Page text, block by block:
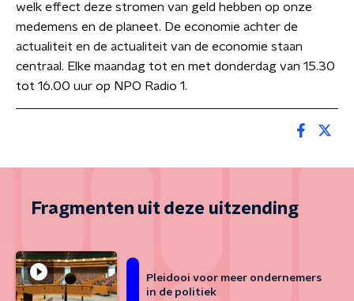
welk effect deze stromen van geld hebben op onze
medemens en de planeet. De economie achter de
actualiteit en de actualiteit van de economie staan
centraal. Elke maandag tot en met donderdag van 15.30
tot 16.00 uur op NPO Radio 1.
Fragmenten uit deze uitzending
Pleidooi voor meer ondernemers
in de politiek